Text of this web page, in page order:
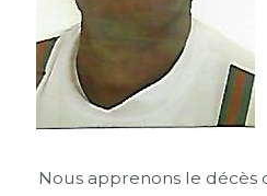
Nous apprenons le décès